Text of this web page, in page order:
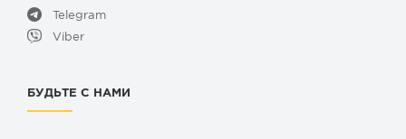
Telegram
Viber
БУДЬТЕ С НАМИ